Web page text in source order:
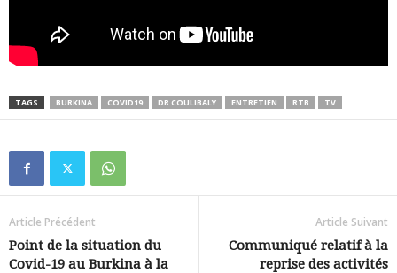
TAGS BURKINA COVID19 DR COULIBALY ENTRETIEN RTB TV
Article Précédent
Point de la situation du
Covid-19 au Burkina à la
Article Suivant
Communiqué relatif à la
reprise des activités